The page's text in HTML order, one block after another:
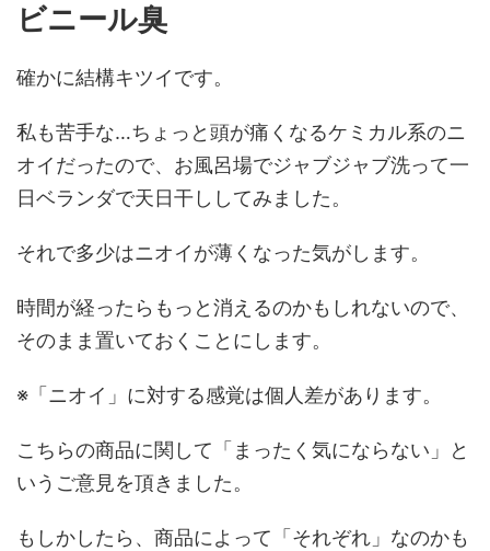
ビニール臭
確かに結構キツイです。
私も苦手な…ちょっと頭が痛くなるケミカル系のニ
オイだったので、お風呂場でジャブジャブ洗って一
日ベランダで天日干ししてみました。
それで多少はニオイが薄くなった気がします。
時間が経ったらもっと消えるのかもしれないので、
そのまま置いておくことにします。
※「ニオイ」に対する感覚は個人差があります。
こちらの商品に関して「まったく気にならない」と
いうご意見を頂きました。
もしかしたら、商品によって「それぞれ」なのかも